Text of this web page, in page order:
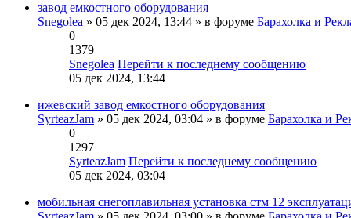
завод емкостного оборудования
Snegolea » 05 дек 2024, 13:44 » в форуме Барахолка и
0
1379
Snegolea Перейти к последнему сообщению
05 дек 2024, 13:44
ижевский завод емкостного оборудования
SyrteazJam » 05 дек 2024, 03:04 » в форуме Барахолка и
0
1297
SyrteazJam Перейти к последнему сообщению
05 дек 2024, 03:04
мобильная снегоплавильная установка стм 12